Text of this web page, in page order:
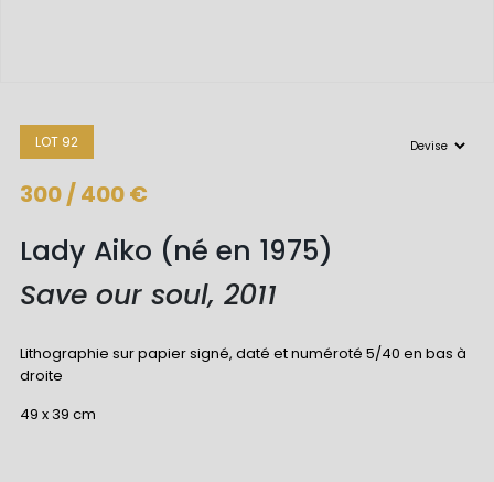
LOT 92
300 / 400 €
Lady Aiko (né en 1975)
Save our soul, 2011
Lithographie sur papier signé, daté et numéroté 5/40 en bas à
droite
49 x 39 cm